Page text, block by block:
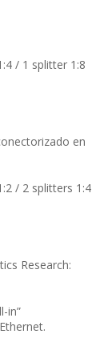
/ 1 splitter 1:8
en
/ 2 splitters 1:4
Research:
in”